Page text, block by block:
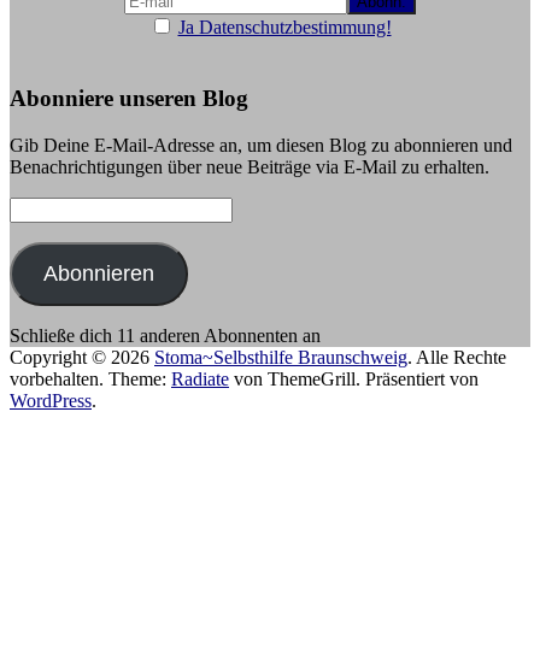
Ja Datenschutzbestimmung!
Abonniere unseren Blog
Gib Deine E-Mail-Adresse an, um diesen Blog zu abonnieren und
Benachrichtigungen über neue Beiträge via E-Mail zu erhalten.
Mail-
Adresse:
Abonnieren
Schließe dich 11 anderen Abonnenten an
Copyright © 2026 Stoma~Selbsthilfe Braunschweig. Alle Rechte
vorbehalten. Theme: Radiate von ThemeGrill. Präsentiert von
WordPress.